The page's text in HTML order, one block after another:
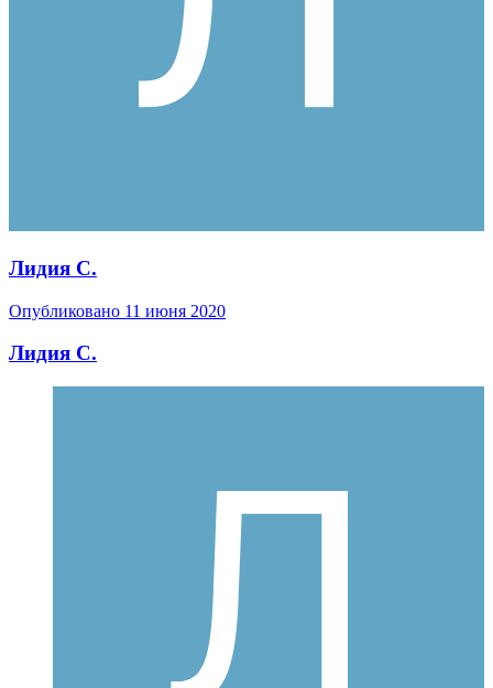
Лидия С.
Опубликовано 11 июня 2020
Лидия С.